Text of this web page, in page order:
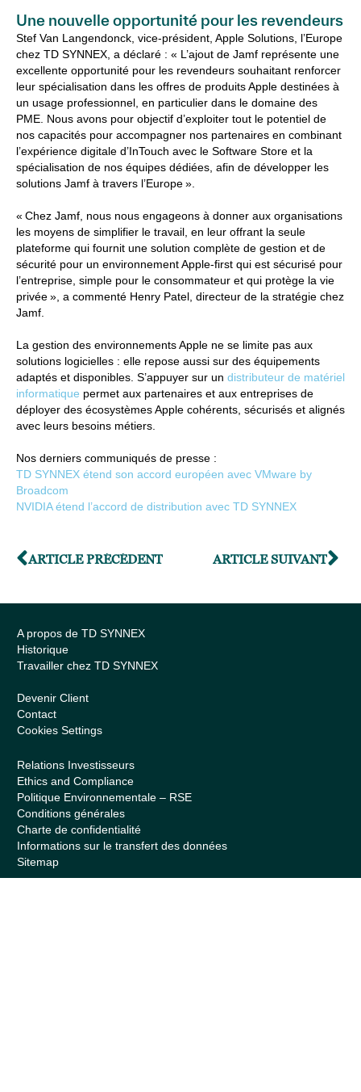
Une nouvelle opportunité pour les revendeurs
Stef Van Langendonck, vice-président, Apple Solutions, l’Europe
chez TD SYNNEX, a déclaré : « L’ajout de Jamf représente une
excellente opportunité pour les revendeurs souhaitant renforcer
leur spécialisation dans les offres de produits Apple destinées à
un usage professionnel, en particulier dans le domaine des
PME. Nous avons pour objectif d’exploiter tout le potentiel de
nos capacités pour accompagner nos partenaires en combinant
l’expérience digitale d’InTouch avec le Software Store et la
spécialisation de nos équipes dédiées, afin de développer les
solutions Jamf à travers l’Europe ».
« Chez Jamf, nous nous engageons à donner aux organisations
les moyens de simplifier le travail, en leur offrant la seule
plateforme qui fournit une solution complète de gestion et de
sécurité pour un environnement Apple-first qui est sécurisé pour
l’entreprise, simple pour le consommateur et qui protège la vie
privée », a commenté Henry Patel, directeur de la stratégie chez
Jamf.
La gestion des environnements Apple ne se limite pas aux
solutions logicielles : elle repose aussi sur des équipements
adaptés et disponibles. S’appuyer sur un distributeur de matériel
informatique permet aux partenaires et aux entreprises de
déployer des écosystèmes Apple cohérents, sécurisés et alignés
avec leurs besoins métiers.
Nos derniers communiqués de presse :
TD SYNNEX étend son accord européen avec VMware by
Broadcom
NVIDIA étend l’accord de distribution avec TD SYNNEX
ARTICLE PRÉCÉDENT ARTICLE SUIVANT
A propos de TD SYNNEX
Historique
Travailler chez TD SYNNEX
Devenir Client
Contact
Cookies Settings
Relations Investisseurs
Ethics and Compliance
Politique Environnementale – RSE
Conditions générales
Charte de confidentialité
Informations sur le transfert des données
Sitemap